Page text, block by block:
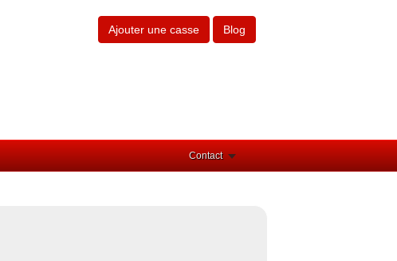
Ajouter une casse Blog
Contact